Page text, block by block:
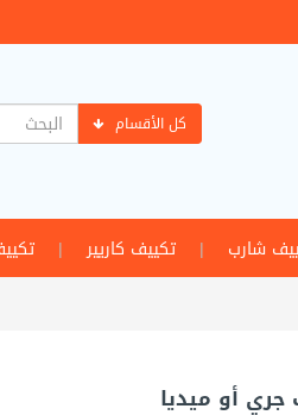
كل الأقسام
شارب | تكييف كاريير |
أو ميديا